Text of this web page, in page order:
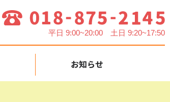
平日 9:00~20:00 土日 9:20~17:50
お知らせ